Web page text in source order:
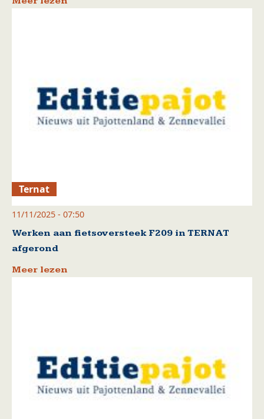
Ternat
11/11/2025 - 07:50
Werken aan fietsoversteek F209 in TERNAT
afgerond
Meer lezen